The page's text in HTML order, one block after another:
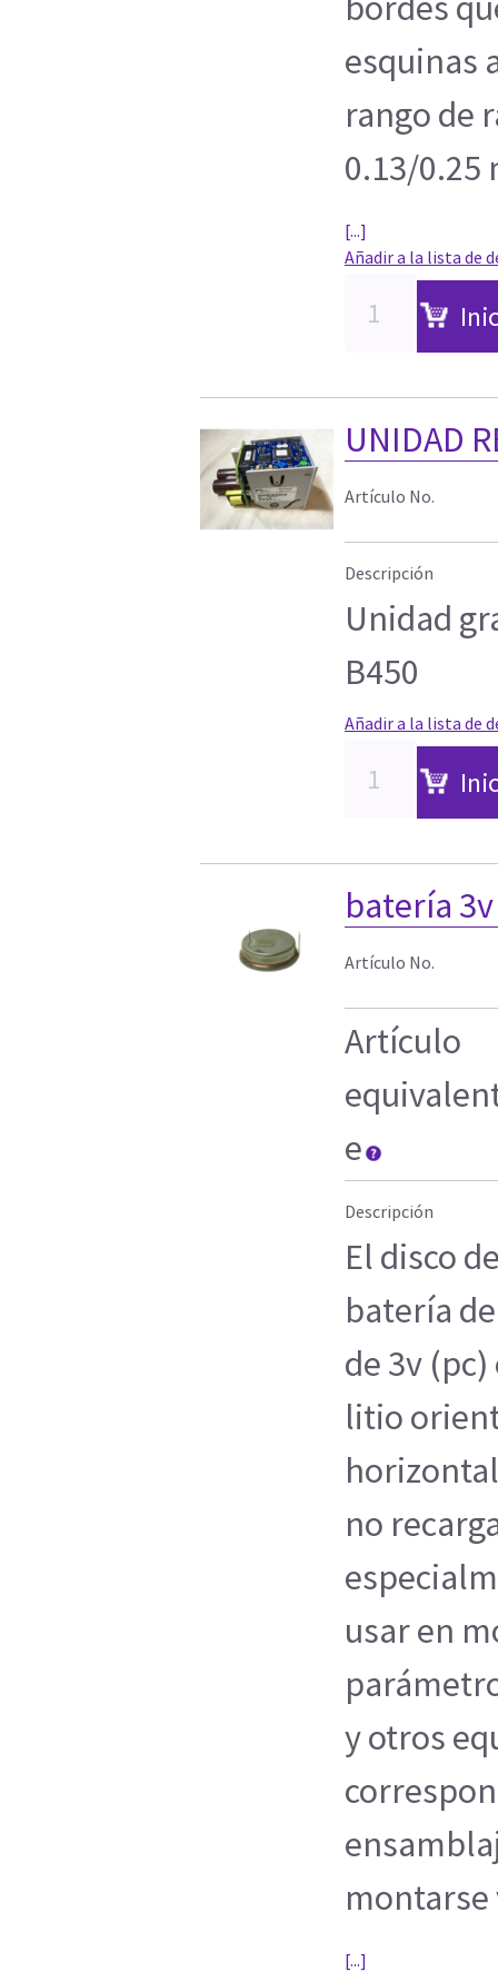
esquinas
rango de
0.13/0.25
[...]
Añadir a la lista de
UNIDAD
Artículo No.
Descripción
Unidad
B450
Añadir a la lista de
batería
Artículo No.
Artículo
e
Descripción
El disco
batería
de 3v
litio
no
usar en
y otros
montarse
[...]